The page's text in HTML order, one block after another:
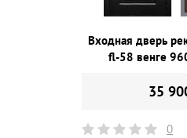
Входная дверь
fl-58 венге
35
0